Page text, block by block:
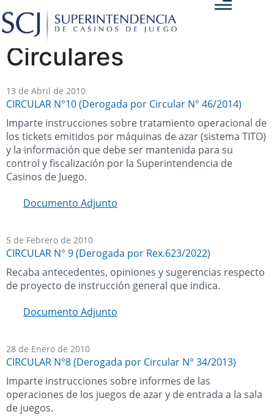
Circulares
13 de Abril de 2010
CIRCULAR N°10 (Derogada por Circular N° 46/2014)
Imparte instrucciones sobre tratamiento operacional de
los tickets emitidos por máquinas de azar (sistema TITO)
y la información que debe ser mantenida para su
control y fiscalización por la Superintendencia de
Casinos de Juego.
Documento Adjunto
5 de Febrero de 2010
CIRCULAR N° 9 (Derogada por Rex.623/2022)
Recaba antecedentes, opiniones y sugerencias respecto
de proyecto de instrucción general que indica.
Documento Adjunto
28 de Enero de 2010
CIRCULAR N°8 (Derogada por Circular N° 34/2013)
Imparte instrucciones sobre informes de las
operaciones de los juegos de azar y de entrada a la sala
de juegos.